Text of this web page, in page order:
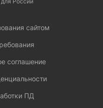
сайтом
соглашение
ПД